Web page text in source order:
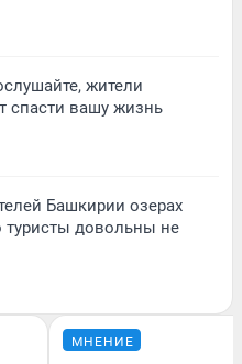
жители
спасти вашу жизнь
Башкирии озерах
туристы довольны не
МНЕНИЕ